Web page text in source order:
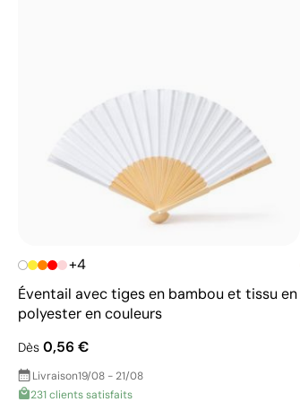
+4
Éventail avec tiges en bambou et tissu en
polyester en couleurs
Dès 0,56 €
Livraison19/08 - 21/08
231 clients satisfaits